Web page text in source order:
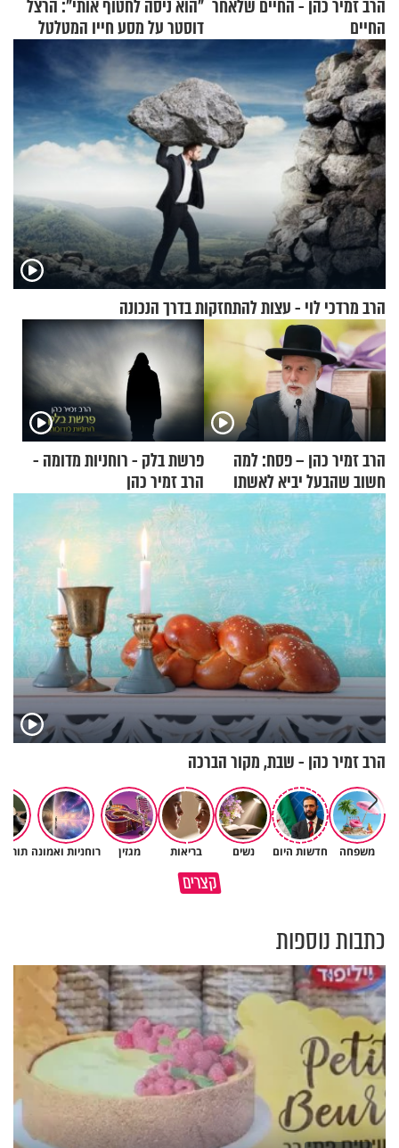
הרב זמיר כהן - החיים שלאחר
החיים
"הוא ניסה לחטוף אותי": הרצל
דוסטר על מסע חייו המטלטל
הרב מרדכי לוי - עצות להתחזקות בדרך הנכונה
הרב זמיר כהן – פסח: למה
חשוב שהבעל יביא לאשתו
מתנה לחג?
פרשת בלק - רוחניות מדומה -
הרב זמיר כהן
הרב זמיר כהן - שבת, מקור הברכה
משפחה חדשות היום נשים בריאות מגזין רוחניות ואמונה תורה
קצרים
האם אפשר להפוך קללה
כתבות נוספות